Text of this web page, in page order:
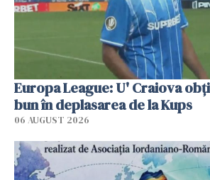
Europa League: U' Craiova
bun în deplasarea de la Kups
06 AUGUST 2026